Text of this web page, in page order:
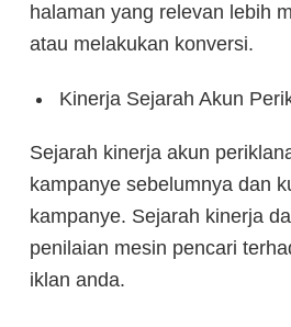
halaman yang relevan lebih
atau melakukan konversi.
Kinerja Sejarah Akun
Sejarah kinerja akun
kampanye sebelumnya dan
kampanye. Sejarah kinerja
penilaian mesin pencari
iklan anda.